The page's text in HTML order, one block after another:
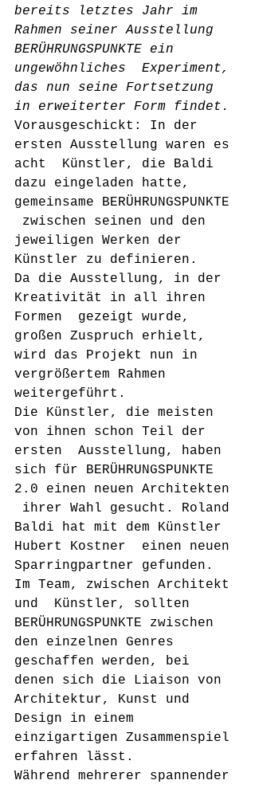
bereits letztes Jahr im
Rahmen seiner Ausstellung
BERÜHRUNGSPUNKTE ein
ungewöhnliches  Experiment,
das nun seine Fortsetzung
in erweiterter Form findet.
Vorausgeschickt: In der
ersten Ausstellung waren es
acht  Künstler, die Baldi
dazu eingeladen hatte,
gemeinsame BERÜHRUNGSPUNKTE
zwischen seinen und den
jeweiligen Werken der
Künstler zu definieren.
Da die Ausstellung, in der
Kreativität in all ihren
Formen  gezeigt wurde,
großen Zuspruch erhielt,
wird das Projekt nun in
vergrößertem Rahmen
weitergeführt.
Die Künstler, die meisten
von ihnen schon Teil der
ersten  Ausstellung, haben
sich für BERÜHRUNGSPUNKTE
2.0 einen neuen Architekten
ihrer Wahl gesucht. Roland
Baldi hat mit dem Künstler
Hubert Kostner  einen neuen
Sparringpartner gefunden.
Im Team, zwischen Architekt
und  Künstler, sollten
BERÜHRUNGSPUNKTE zwischen
den einzelnen Genres
geschaffen werden, bei
denen sich die Liaison von
Architektur, Kunst und
Design in einem
einzigartigen Zusammenspiel
erfahren lässt.
Während mehrerer spannender